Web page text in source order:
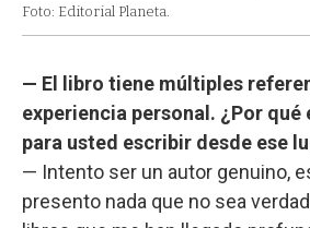
Foto: Editorial Planeta.
— El libro tiene múltiples
experiencia personal. ¿Por
para usted escribir desde ese
— Intento ser un autor genuino,
presento nada que no sea